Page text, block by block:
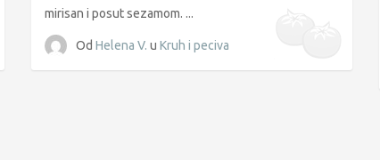
mirisan i posut sezamom. ...
Od Helena V. u Kruh i peciva